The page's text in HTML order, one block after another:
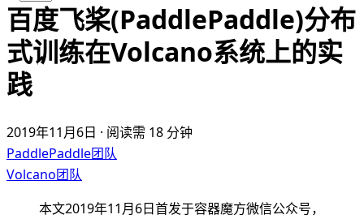
百度飞桨(PaddlePaddle)分布
式训练在Volcano系统上的实
践
2019年11月6日 · 阅读需 18 分钟
PaddlePaddle团队
Volcano团队
本文2019年11月6日首发于容器魔方微信公众号，